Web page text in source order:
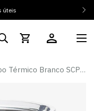
úteis
Copo Térmico Branco SCP x Yeti 591ml